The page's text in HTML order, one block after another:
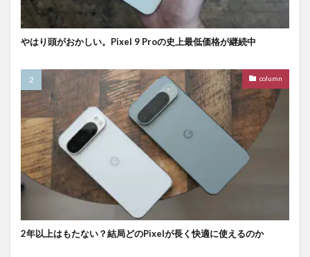
やはり頭がおかしい。Pixel 9 Proの史上最低価格が継続中
column
2年以上はもたない？結局どのPixelが長く快適に使えるのか